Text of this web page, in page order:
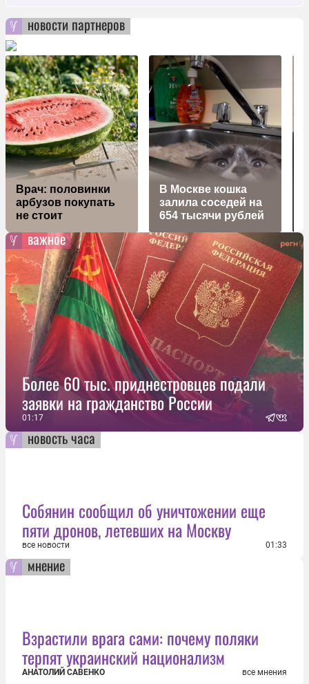
новости партнеров
Врач: половинки
арбузов покупать
не стоит
В Москве кошка
залила соседей на
654 тысячи рублей
важное
Более 60 тыс. приднестровцев подали
заявки на гражданство России
01:17
новость часа
Собянин сообщил об уничтожении еще
пяти дронов, летевших на Москву
все новости 01:33
мнение
Взрастили врага сами: почему поляки
терпят украинский национализм
АНАТОЛИЙ САВЕНКО все мнения